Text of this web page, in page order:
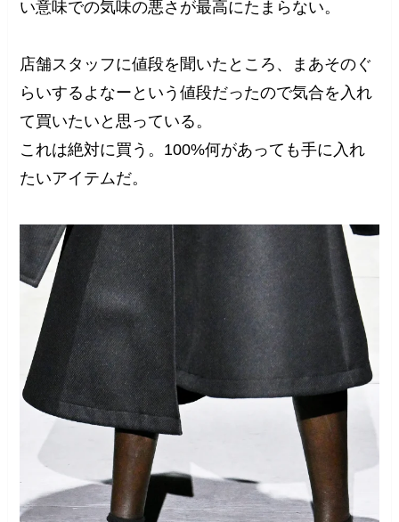
い意味での気味の悪さが最高にたまらない。
店舗スタッフに値段を聞いたところ、まあそのぐ
らいするよなーという値段だったので気合を入れ
て買いたいと思っている。
これは絶対に買う。100%何があっても手に入れ
たいアイテムだ。